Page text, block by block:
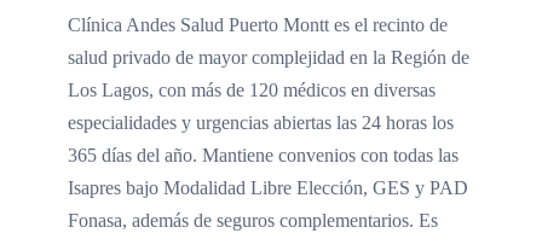
Clínica Andes Salud Puerto Montt es el recinto de
salud privado de mayor complejidad en la Región de
Los Lagos, con más de 120 médicos en diversas
especialidades y urgencias abiertas las 24 horas los
365 días del año. Mantiene convenios con todas las
Isapres bajo Modalidad Libre Elección, GES y PAD
Fonasa, además de seguros complementarios. Es